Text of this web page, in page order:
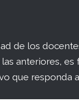
de los
las anteriores,
que responda